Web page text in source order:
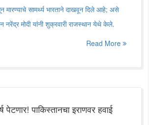
मारण्याचे सामर्थ्य भारताने दाखवून दिले आहे; असे
नरेंद्र मोदी यांनी शुक्रवारी राजस्थान येथे केले.
Read More
पेटणार! पाकिस्तानचा इराणवर हवाई